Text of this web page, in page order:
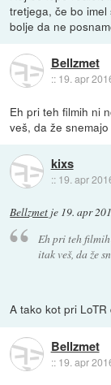
tretjega, če bo
bolje da ne
Bellzmet
:: 19. apr
Eh pri teh filmih ni
veš, da že
kixs
:: 19. apr
Bellzmet je 19. apr
Eh pri teh filmih
itak veš, da že
A tako kot pri
Bellzmet
:: 19. apr